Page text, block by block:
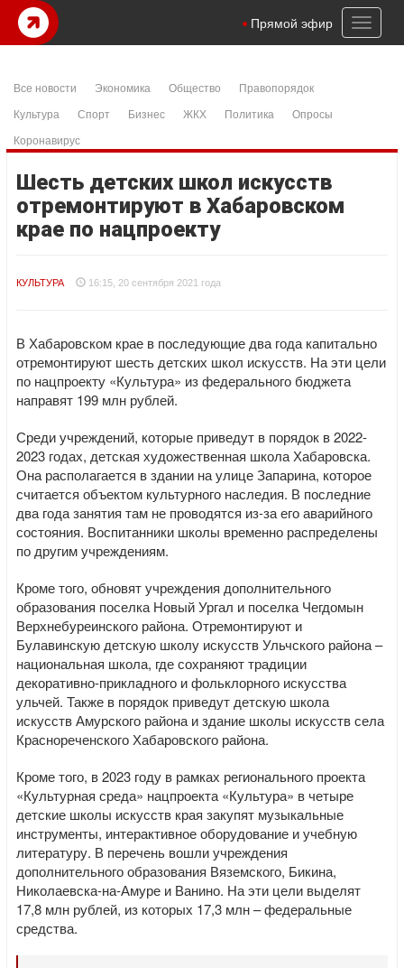
Toggle
Прямой эфир
Все новости Экономика Общество
Правопорядок
Культура
Спорт Бизнес ЖКХ Политика
Опросы
Коронавирус
Шесть детских школ искусств
отремонтируют в Хабаровском
крае по нацпроекту
КУЛЬТУРА 16:15, 20 сентября 2021 года
В Хабаровском крае в последующие два года капитально
отремонтируют шесть детских школ искусств. На эти цели
по нацпроекту «Культура» из федерального бюджета
направят 199 млн рублей.
Среди учреждений, которые приведут в порядок в 2022-
2023 годах, детская художественная школа Хабаровска.
Она располагается в здании на улице Запарина, которое
считается объектом культурного наследия. В последние
два года занятия там не проводятся из-за его аварийного
состояния. Воспитанники школы временно распределены
по другим учреждениям.
Кроме того, обновят учреждения дополнительного
образования поселка Новый Ургал и поселка Чегдомын
Верхнебуреинского района. Отремонтируют и
Булавинскую детскую школу искусств Ульчского района –
национальная школа, где сохраняют традиции
декоративно-прикладного и фольклорного искусства
ульчей. Также в порядок приведут детскую школа
искусств Амурского района и здание школы искусств села
Краснореченского Хабаровского района.
Кроме того, в 2023 году в рамках регионального проекта
«Культурная среда» нацпроекта «Культура» в четыре
детские школы искусств края закупят музыкальные
инструменты, интерактивное оборудование и учебную
литературу. В перечень вошли учреждения
дополнительного образования Вяземского, Бикина,
Николаевска-на-Амуре и Ванино. На эти цели выделят
17,8 млн рублей, из которых 17,3 млн – федеральные
средства.